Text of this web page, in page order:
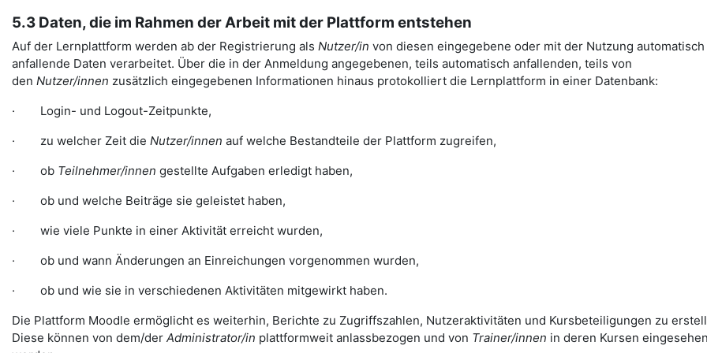
5.3 Daten, die im Rahmen der Arbeit mit der Plattform entstehen
Auf der Lernplattform werden ab der Registrierung als Nutzer/in von diesen eingegebene oder mit der Nutzung automatisch
anfallende Daten verarbeitet. Über die in der Anmeldung angegebenen, teils automatisch anfallenden, teils von
den Nutzer/innen zusätzlich eingegebenen Informationen hinaus protokolliert die Lernplattform in einer Datenbank:
· Login- und Logout-Zeitpunkte,
· zu welcher Zeit die Nutzer/innen auf welche Bestandteile der Plattform zugreifen,
· ob Teilnehmer/innen gestellte Aufgaben erledigt haben,
· ob und welche Beiträge sie geleistet haben,
· wie viele Punkte in einer Aktivität erreicht wurden,
· ob und wann Änderungen an Einreichungen vorgenommen wurden,
· ob und wie sie in verschiedenen Aktivitäten mitgewirkt haben.
Die Plattform Moodle ermöglicht es weiterhin, Berichte zu Zugriffszahlen, Nutzeraktivitäten und Kursbeteiligungen zu
Diese können von dem/der Administrator/in plattformweit anlassbezogen und von Trainer/innen in deren Kursen eingesehen